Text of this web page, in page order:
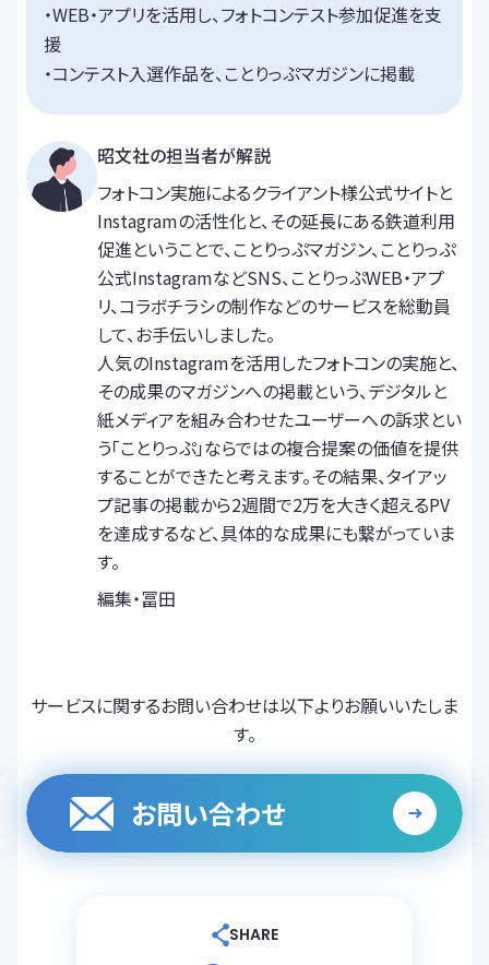
・WEB・アプリを活用し、フォトコンテスト参加促進を支
援
・コンテスト入選作品を、ことりっぷマガジンに掲載
昭文社の担当者が解説
フォトコン実施によるクライアント様公式サイトと
Instagramの活性化と、その延長にある鉄道利用
促進ということで、ことりっぷマガジン、ことりっぷ
公式InstagramなどSNS、ことりっぷWEB・アプ
リ、コラボチラシの制作などのサービスを総動員
して、お手伝いしました。
人気のInstagramを活用したフォトコンの実施と、
その成果のマガジンへの掲載という、デジタルと
紙メディアを組み合わせたユーザーへの訴求とい
う「ことりっぷ」ならではの複合提案の価値を提供
することができたと考えます。その結果、タイアッ
プ記事の掲載から2週間で2万を大きく超えるPV
を達成するなど、具体的な成果にも繋がっていま
す。
編集・冨田
サービスに関するお問い合わせは以下よりお願いいたしま
す。
お問い合わせ
SHARE